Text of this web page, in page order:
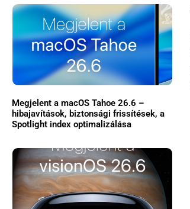
Megjelent a macOS Tahoe 26.6 –
hibajavítások, biztonsági frissítések, a
Spotlight index optimalizálása